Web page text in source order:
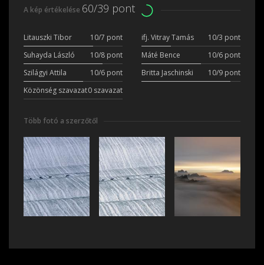
A kép értékelése 60/39 pont
Litauszki Tibor 10/7 pont ifj. Vitray Tamás
10/3 pont
Suhayda László
10/8 pont Máté Bence
10/6 pont
Szilágyi Attila
10/6 pont Britta Jaschinski
10/9 pont
Közönség szavazat0 szavazat
Több fotó a szerzőtől